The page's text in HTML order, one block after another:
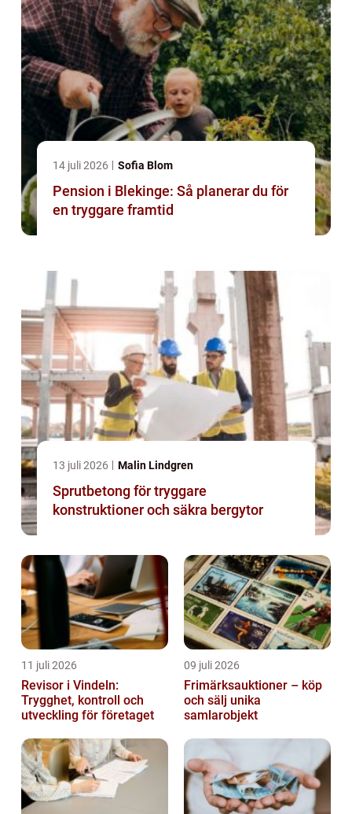
14 juli 2026 Sofia Blom
Pension i Blekinge: Så planerar du för
en tryggare framtid
13 juli 2026 Malin Lindgren
Sprutbetong för tryggare
konstruktioner och säkra bergytor
11 juli 2026
Revisor i Vindeln:
Trygghet, kontroll och
utveckling för företaget
09 juli 2026
Frimärksauktioner – köp
och sälj unika
samlarobjekt